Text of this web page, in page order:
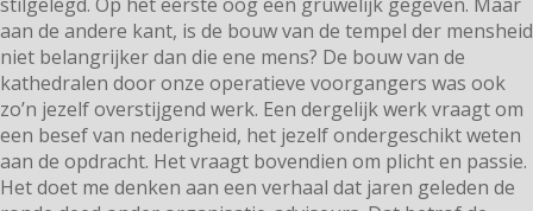
aan de andere kant, is de bouw van de tempel der mensheid
niet belangrijker dan die ene mens? De bouw van de
kathedralen door onze operatieve voorgangers was ook
zo’n jezelf overstijgend werk. Een dergelijk werk vraagt om
een besef van nederigheid, het jezelf ondergeschikt weten
aan de opdracht. Het vraagt bovendien om plicht en passie.
Het doet me denken aan een verhaal dat jaren geleden de